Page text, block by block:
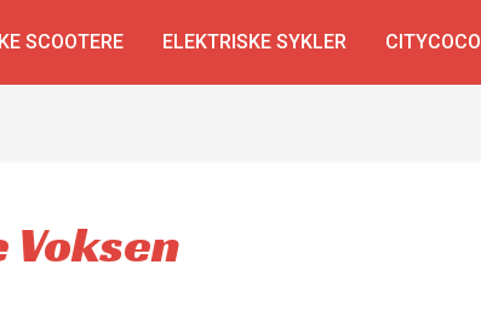
SCOOTERE ELEKTRISKE SYKLER CITYCOCO